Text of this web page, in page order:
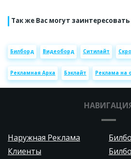
Так же Вас могут заинтересовать
Билборд Видеоборд Ситилайт
Рекламная Арка Бэклайт Реклама на
Наружная Реклама
Клиенты